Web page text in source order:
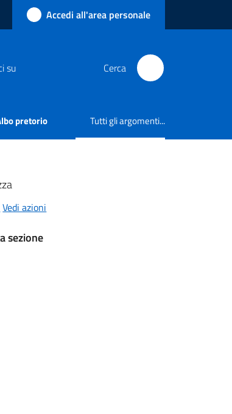
Accedi all'area personale
su Cerca
pretorio Tutti gli argomenti...
Menu selezionato
Vedi azioni
sezione